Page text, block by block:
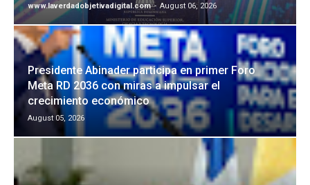
www.laverdadobjetivadigital.com - August 06, 2026
Presidente Abinader participa en primer Foro
Meta RD 2036 con miras a impulsar el
crecimiento económico
August 05, 2026